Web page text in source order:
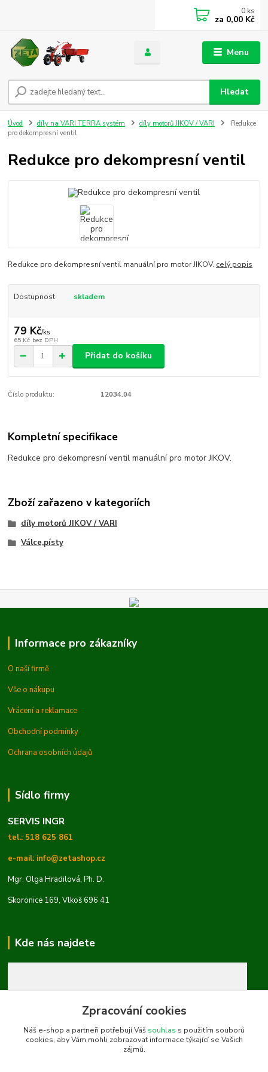
Menu
Hledat
0 ks
za 0,00 Kč
Úvod díly na VARI TERRA systém díly motorů JIKOV / VARI
Redukce
pro dekompresní ventil
Redukce pro dekompresní ventil
Redukce pro dekompresní ventil manuální pro motor JIKOV. celý popis
Dostupnost skladem
79 Kč/ks
65 Kč bez DPH
Přidat do košíku
Číslo produktu: 12034.04
Kompletní specifikace
Redukce pro dekompresní ventil manuální pro motor JIKOV.
Zboží zařazeno v kategoriích
díly motorů JIKOV / VARI
Válce,písty
Informace pro zákazníky
O naší firmě
Vše o nákupu
Vrácení a reklamace
Obchodní podmínky
Ochrana osobních údajů
Sídlo firmy
SERVIS INGR
tel.: 518 625 861
e-mail: info@zetashop.cz
Mgr. Olga Hradilová, Ph. D.
Skoronice 169, Vlkoš 696 41
Kde nás najdete
Zpracování cookies
Náš e-shop a partneři potřebují Váš souhlas s použitím souborů
cookies, aby Vám mohli zobrazovat informace týkající se Vašich
zájmů.